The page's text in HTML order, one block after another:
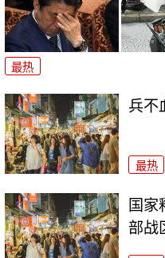
最热
兵不
最热
国家
部战